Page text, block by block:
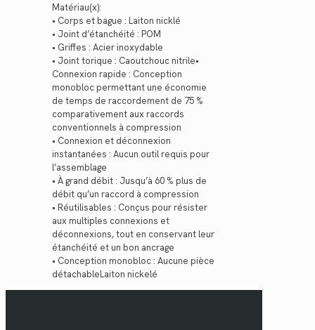
Matériau(x):
• Corps et bague : Laiton nicklé
• Joint d’étanchéité : POM
• Griffes : Acier inoxydable
• Joint torique : Caoutchouc nitrile•
Connexion rapide : Conception
monobloc permettant une économie
de temps de raccordement de 75 %
comparativement aux raccords
conventionnels à compression
• Connexion et déconnexion
instantanées : Aucun outil requis pour
l’assemblage
• À grand débit : Jusqu’à 60 % plus de
débit qu’un raccord à compression
• Réutilisables : Conçus pour résister
aux multiples connexions et
déconnexions, tout en conservant leur
étanchéité et un bon ancrage
• Conception monobloc : Aucune pièce
détachableLaiton nickelé